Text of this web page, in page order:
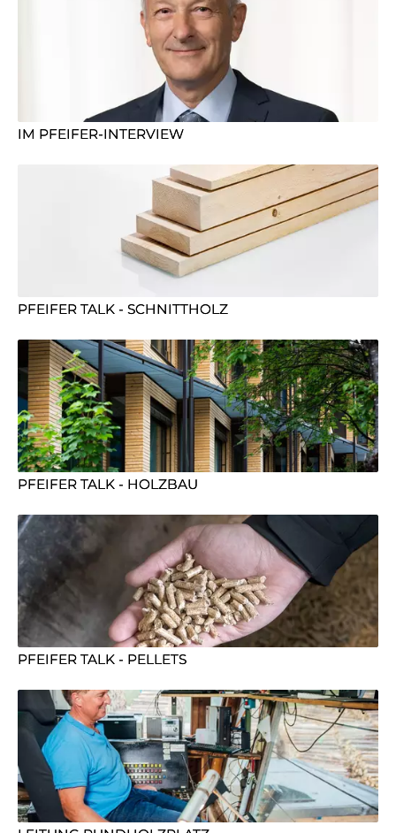
IM PFEIFER-INTERVIEW
PFEIFER TALK - SCHNITTHOLZ
PFEIFER TALK - HOLZBAU
PFEIFER TALK - PELLETS